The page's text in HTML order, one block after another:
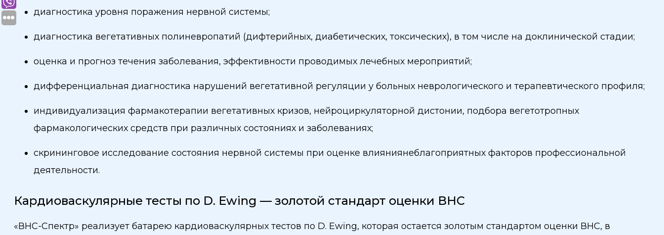
диагностика уровня поражения нервной системы;
диагностика вегетативных полиневропатий (дифтерийных, диабетических, токсических), в том числе на доклинической стадии;
оценка и прогноз течения заболевания, эффективности проводимых лечебных мероприятий;
дифференциальная диагностика нарушений вегетативной регуляции у больных неврологического и терапевтического профиля;
индивидуализация фармакотерапии вегетативных кризов, нейроциркуляторной дистонии, подбора вегетотропных
фармакологических средств при различных состояниях и заболеваниях;
скрининговое исследование состояния нервной системы при оценке влияниянеблагоприятных факторов профессиональной
деятельности.
Кардиоваскулярные тесты по D. Ewing — золотой стандарт оценки ВНС
«ВНС-Спектр» реализует батарею кардиоваскулярных тестов по D. Ewing, которая остается золотым стандартом оценки ВНС, в